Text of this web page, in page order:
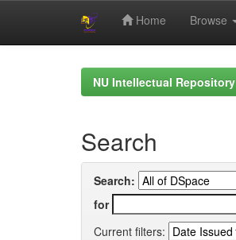
Home Browse
NU Intellectual Repository
Search
Search:
for
Current filters: